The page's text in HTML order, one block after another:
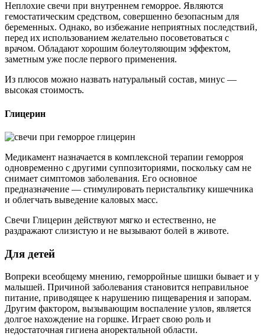
Неплохие свечи при внутреннем геморрое. Являются
гемостатическим средством, совершенно безопасным для
беременных. Однако, во избежание неприятных последствий,
перед их использованием желательно посоветоваться с
врачом. Обладают хорошим болеутоляющим эффектом,
заметным уже после первого применения.
Из плюсов можно назвать натуральный состав, минус —
высокая стоимость.
Глицерин
Медикамент назначается в комплексной терапии геморроя
одновременно с другими суппозиториями, поскольку сам не
снимает симптомов заболевания. Его основное
предназначение — стимулировать перистальтику кишечника
и облегчать выведение каловых масс.
Свечи Глицерин действуют мягко и естественно, не
раздражают слизистую и не вызывают болей в животе.
Для детей
Вопреки всеобщему мнению, геморройные шишки бывает и у
малышей. Причиной заболевания становится неправильное
питание, приводящее к нарушению пищеварения и запорам.
Другим фактором, вызывающим воспаление узлов, является
долгое нахождение на горшке. Играет свою роль и
недостаточная гигиена аноректальной области.